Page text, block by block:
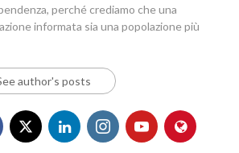
perché crediamo che una
informata sia una popolazione più
author's posts